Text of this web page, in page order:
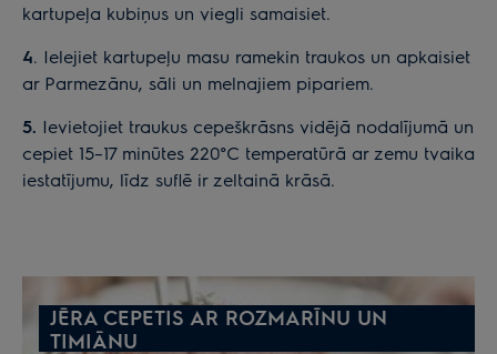
kartupeļa kubiņus un viegli samaisiet.
4. Ielejiet kartupeļu masu ramekin traukos un apkaisiet
ar Parmezānu, sāli un melnajiem pipariem.
5. Ievietojiet traukus cepeškrāsns vidējā nodalījumā un
cepiet 15–17 minūtes 220°C temperatūrā ar zemu tvaika
iestatījumu, līdz suflē ir zeltainā krāsā.
JĒRA CEPETIS AR ROZMARĪNU UN
TIMIĀNU